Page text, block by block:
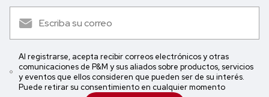
Al registrarse, acepta recibir correos electrónicos y otras
comunicaciones de P&M y sus aliados sobre productos, servicios
y eventos que ellos consideren que pueden ser de su interés.
Puede retirar su consentimiento en cualquier momento